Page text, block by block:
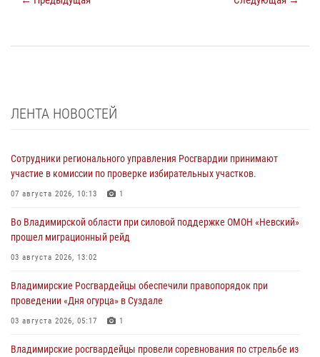
ЛЕНТА НОВОСТЕЙ
Сотрудники регионального управления Росгвардии принимают
участие в комиссии по проверке избирательных участков.
07 августа 2026, 10:13 1
Во Владимирской области при силовой поддержке ОМОН «Невский»
прошел миграционный рейд
03 августа 2026, 13:02
Владимирские Росгвардейцы обеспечили правопорядок при
проведении «Дня огурца» в Суздале
03 августа 2026, 05:17 1
Владимирские росгвардейцы провели соревнования по стрельбе из